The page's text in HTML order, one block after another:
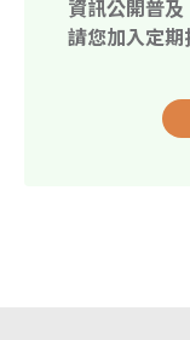
資訊公開普
請您加入定